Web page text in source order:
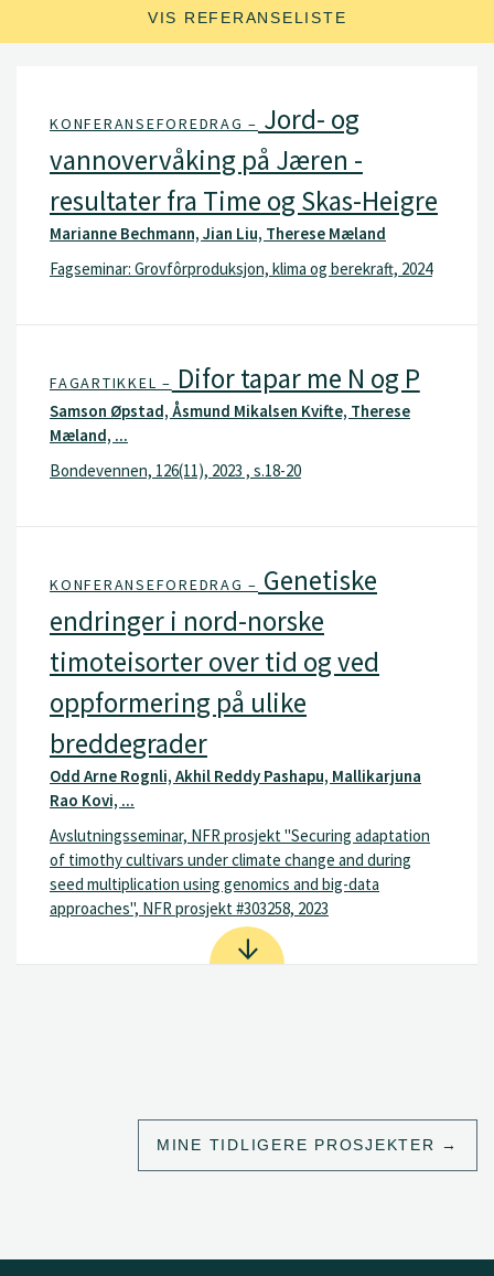
VIS REFERANSELISTE
KONFERANSEFOREDRAG – Jord- og
vannovervåking på Jæren -
resultater fra Time og Skas-Heigre
Marianne Bechmann, Jian Liu, Therese Mæland
Fagseminar: Grovfôrproduksjon, klima og berekraft, 2024
FAGARTIKKEL – Difor tapar me N og P
Samson Øpstad, Åsmund Mikalsen Kvifte, Therese
Mæland, ...
Bondevennen, 126(11), 2023 , s.18-20
KONFERANSEFOREDRAG – Genetiske
endringer i nord-norske
timoteisorter over tid og ved
oppformering på ulike
breddegrader
Odd Arne Rognli, Akhil Reddy Pashapu, Mallikarjuna
Rao Kovi, ...
Avslutningsseminar, NFR prosjekt "Securing adaptation
of timothy cultivars under climate change and during
seed multiplication using genomics and big-data
approaches", NFR prosjekt #303258, 2023
MINE TIDLIGERE PROSJEKTER